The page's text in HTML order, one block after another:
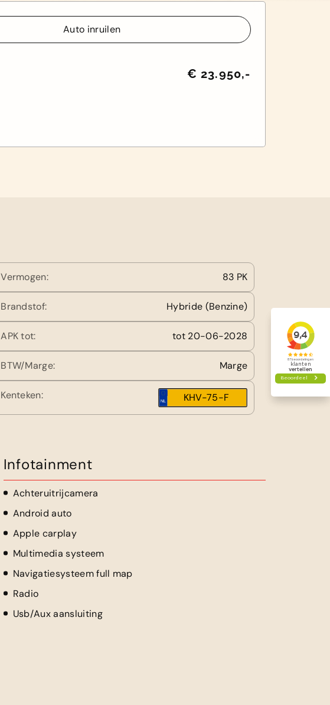
Auto inruilen
€ 23.950,-
Vermogen: 83 PK
Brandstof: Hybride (Benzine)
APK tot: tot 20-06-2028
BTW/Marge: Marge
Kenteken: KHV-75-F
Infotainment
Achteruitrijcamera
Android auto
Apple carplay
Multimedia systeem
Navigatiesysteem full map
Radio
Usb/Aux aansluiting